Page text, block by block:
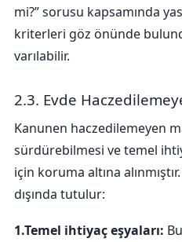
mi?” sorusu kapsamında
kriterleri göz önünde
varılabilir.
2.3. Evde
Kanunen haczedilemeyen
sürdürebilmesi ve temel
için koruma altına
dışında tutulur:
1.Temel ihtiyaç eşyaları: